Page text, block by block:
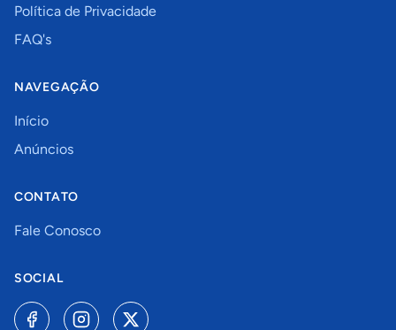
Política de Privacidade
FAQ's
NAVEGAÇÃO
Início
Anúncios
CONTATO
Fale Conosco
SOCIAL